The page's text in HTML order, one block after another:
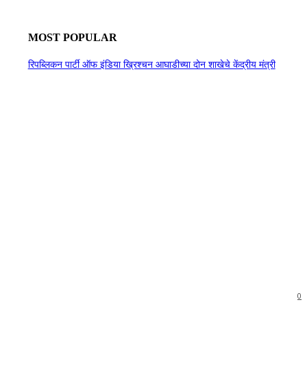
MOST POPULAR
रिपब्लिकन पार्टी ऑफ इंडिया ख्रिश्चन आघाडीच्या दोन शाखेचे केंद्रीय मंत्री
0